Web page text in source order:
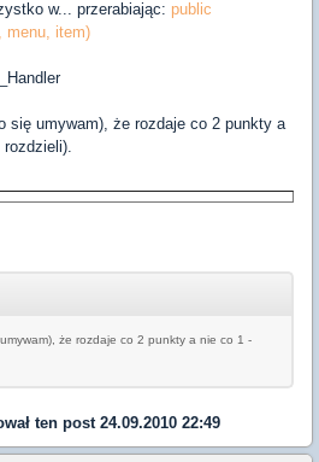
w... przerabiając: public
menu, item)
się umywam), że rozdaje co 2 punkty a
że rozdaje co 2 punkty a nie co 1 -
ten post 24.09.2010 22:49